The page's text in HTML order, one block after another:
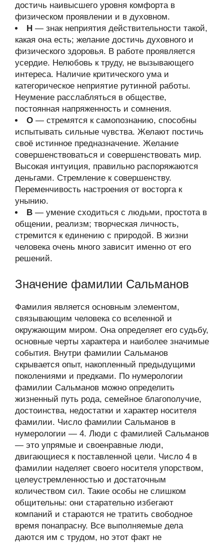
достичь наивысшего уровня комфорта в
физическом проявлении и в духовном.
Н — знак неприятия действительности такой,
какая она есть; желание достичь духовного и
физического здоровья. В работе проявляется
усердие. Нелюбовь к труду, не вызывающего
интереса. Наличие критического ума и
категорическое неприятие рутинной работы.
Неумение расслабляться в обществе,
постоянная напряженность и сомнения.
О — стремятся к самопознанию, способны
испытывать сильные чувства. Желают постичь
своё истинное предназначение. Желание
совершенствоваться и совершенствовать мир.
Высокая интуиция, правильно распоряжаются
деньгами. Стремление к совершенству.
Переменчивость настроения от восторга к
унынию.
В — умение сходиться с людьми, простота в
общении, реализм; творческая личность,
стремится к единению с природой. В жизни
человека очень много зависит именно от его
решений.
Значение фамилии Сальманов
Фамилия является основным элементом,
связывающим человека со вселенной и
окружающим миром. Она определяет его судьбу,
основные черты характера и наиболее значимые
события. Внутри фамилии Сальманов
скрывается опыт, накопленный предыдущими
поколениями и предками. По нумерологии
фамилии Сальманов можно определить
жизненный путь рода, семейное благополучие,
достоинства, недостатки и характер носителя
фамилии. Число фамилии Сальманов в
нумерологии — 4. Люди с фамилией Сальманов
— это упрямые и своенравные люди,
двигающиеся к поставленной цели. Число 4 в
фамилии наделяет своего носителя упорством,
целеустремленностью и достаточным
количеством сил. Такие особы не слишком
общительны: они старательно избегают
компаний и стараются не тратить свободное
время понапрасну. Все выполняемые дела
даются им с трудом, но этот факт не